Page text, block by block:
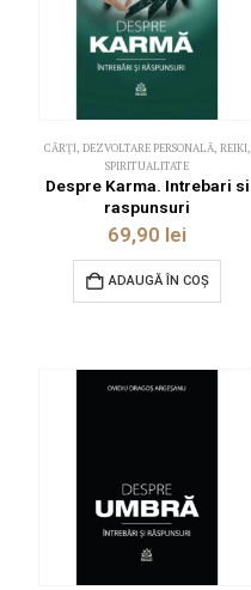
CĂRȚI, DEZVOLTARE PERSONALĂ, REIKI,
SPIRITUALITATE
Despre Karma. Intrebari si
raspunsuri
69,90 lei
ADAUGĂ ÎN COȘ